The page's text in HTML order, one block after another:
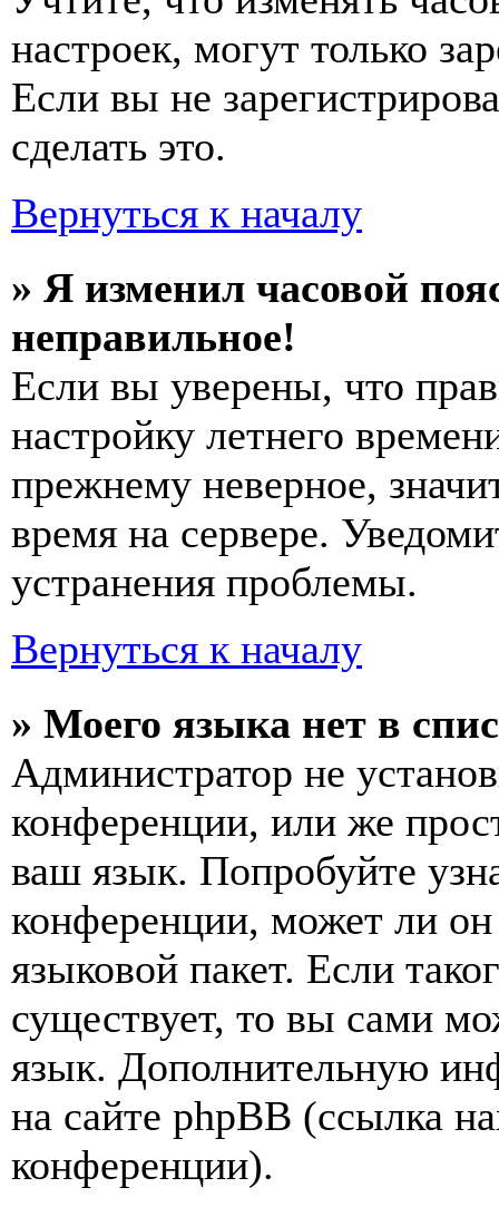
настроек, могут только
Если вы не
сделать это.
Вернуться к началу
» Я изменил часовой
неправильное!
Если вы уверены, что
настройку летнего
прежнему неверное,
время на сервере.
устранения проблемы.
Вернуться к началу
» Моего языка нет в
Администратор не
конференции, или же
ваш язык. Попробуйте
конференции, может ли
языковой пакет. Если
существует, то вы сами
язык. Дополнительную
на сайте phpBB (ссылка
конференции).